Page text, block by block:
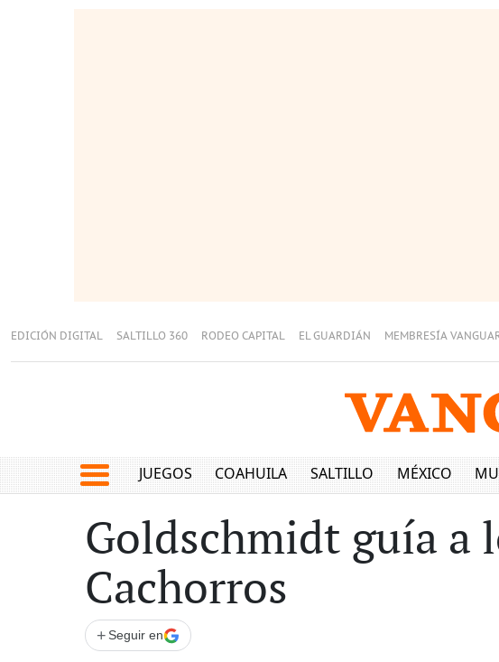
EDICIÓN DIGITAL SALTILLO 360 RODEO CAPITAL EL GUARDIÁN MEMBRESÍA
JUEGOS COAHUILA SALTILLO MÉXICO
Goldschmidt guía a
Cachorros
+ Seguir en